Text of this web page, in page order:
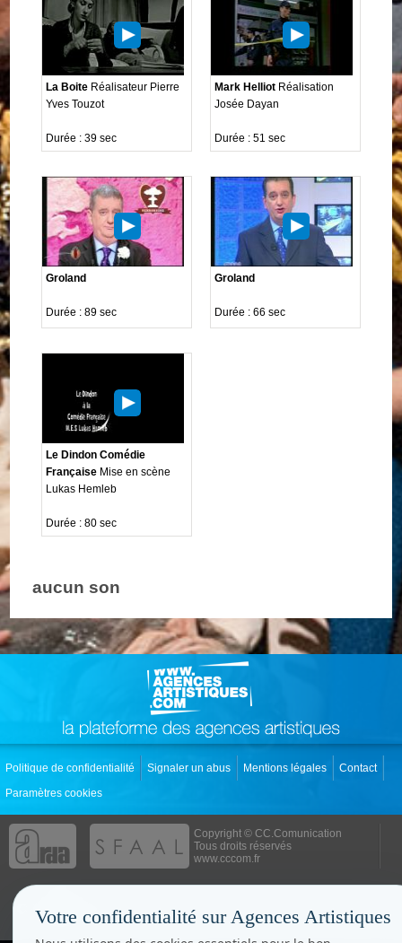
La Boite Réalisateur Pierre
Yves Touzot
Durée : 39 sec
Mark Helliot Réalisation
Josée Dayan
Durée : 51 sec
Groland
Durée : 89 sec
Groland
Durée : 66 sec
Le Dindon Comédie
Française Mise en scène
Lukas Hemleb
Durée : 80 sec
aucun son
Politique de confidentialité Signaler un abus Mentions légales
Contact
Paramètres cookies
Copyright © CC.Comunication
Tous droits réservés
www.cccom.fr
Votre confidentialité sur Agences Artistiques